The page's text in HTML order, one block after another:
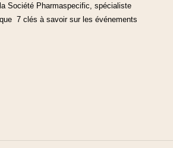
Société Pharmaspecific, spécialiste
7 clés à savoir sur les événements